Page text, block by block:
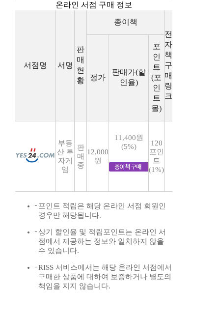
온라인 서점 구매 정보
서점명 서명
판
매
현
황
종이책
전
자
책
구
매
링
크
정가
판매가(할
인율)
포
인
트
(포
인
트
몰)
부동
산 투
자게
임
판
매
중
12,000
원
11,400원
(5%)
120
포인
트
(1%)
포인트 적립은 해당 온라인 서점 회원인
경우만 해당됩니다.
상기 할인율 및 적립포인트는 온라인 서
점에서 제공하는 정보와 일치하지 않을
수 있습니다.
RISS 서비스에서는 해당 온라인 서점에서
구매한 상품에 대하여 보증하거나 별도의
책임을 지지 않습니다.